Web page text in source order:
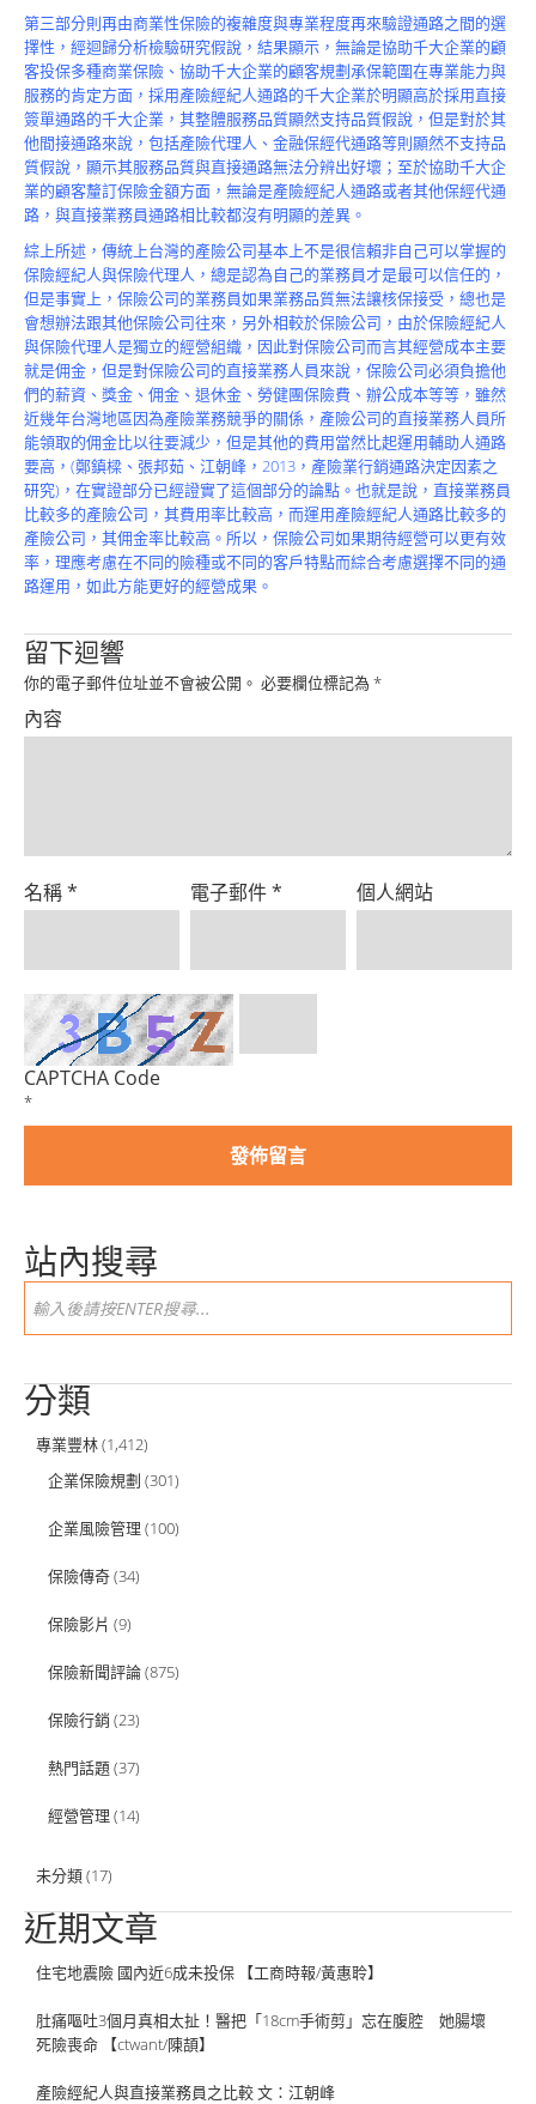
第三部分則再由商業性保險的複雜度與專業程度再來驗證通路之間的選
擇性，經迴歸分析檢驗研究假說，結果顯示，無論是協助千大企業的顧
客投保多種商業保險、協助千大企業的顧客規劃承保範圍在專業能力與
服務的肯定方面，採用產險經紀人通路的千大企業於明顯高於採用直接
簽單通路的千大企業，其整體服務品質顯然支持品質假說，但是對於其
他間接通路來說，包括產險代理人、金融保經代通路等則顯然不支持品
質假說，顯示其服務品質與直接通路無法分辨出好壞；至於協助千大企
業的顧客釐訂保險金額方面，無論是產險經紀人通路或者其他保經代通
路，與直接業務員通路相比較都沒有明顯的差異。
綜上所述，傳統上台灣的產險公司基本上不是很信賴非自己可以掌握的
保險經紀人與保險代理人，總是認為自己的業務員才是最可以信任的，
但是事實上，保險公司的業務員如果業務品質無法讓核保接受，總也是
會想辦法跟其他保險公司往來，另外相較於保險公司，由於保險經紀人
與保險代理人是獨立的經營組織，因此對保險公司而言其經營成本主要
就是佣金，但是對保險公司的直接業務人員來說，保險公司必須負擔他
們的薪資、獎金、佣金、退休金、勞健團保險費、辦公成本等等，雖然
近幾年台灣地區因為產險業務競爭的關係，產險公司的直接業務人員所
能領取的佣金比以往要減少，但是其他的費用當然比起運用輔助人通路
要高，(鄭鎮樑、張邦茹、江朝峰，2013，產險業行銷通路決定因素之
研究)，在實證部分已經證實了這個部分的論點。也就是說，直接業務員
比較多的產險公司，其費用率比較高，而運用產險經紀人通路比較多的
產險公司，其佣金率比較高。所以，保險公司如果期待經營可以更有效
率，理應考慮在不同的險種或不同的客戶特點而綜合考慮選擇不同的通
路運用，如此方能更好的經營成果。
留下迴響
你的電子郵件位址並不會被公開。 必要欄位標記為 *
內容
名稱* 電子郵件* 個人網站
CAPTCHA Code
*
站內搜尋
分類
專業豐林(1,412)
企業保險規劃 (301)
企業風險管理 (100)
保險傳奇(34)
保險影片 (9)
保險新聞評論(875)
保險行銷 (23)
熱門話題(37)
經營管理 (14)
未分類(17)
近期文章
住宅地震險 國內近6成未投保 【工商時報/黃惠聆】
肚痛嘔吐3個月真相太扯！醫把「18cm手術剪」忘在腹腔 她腸壞
死險喪命 【ctwant/陳頡】
產險經紀人與直接業務員之比較 文：江朝峰